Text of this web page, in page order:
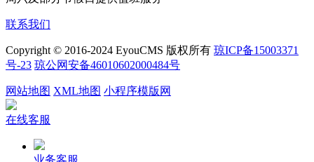
联系我们
Copyright © 2016-2024 EyouCMS 版权所有 琼ICP备15003371
号-23 琼公网安备46010602000484号
网站地图 XML地图 小程序模版网
在线客服